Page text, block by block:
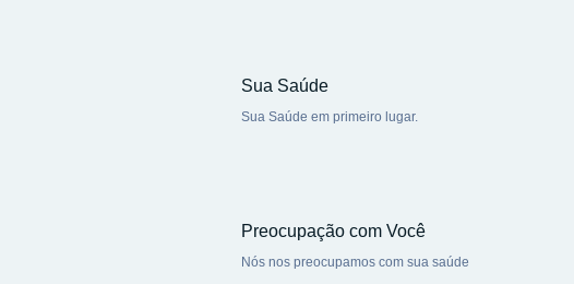
Sua Saúde
Sua Saúde em primeiro lugar.
Preocupação com Você
Nós nos preocupamos com sua saúde